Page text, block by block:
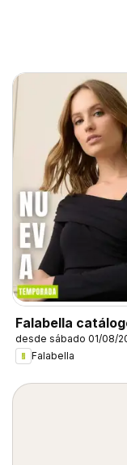
Falabella
desde sábado 01/08/
Falabella